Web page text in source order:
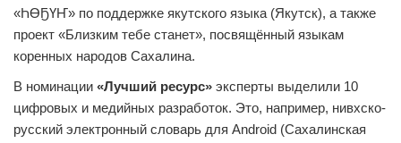
«ҺӨҔҮҤ» по поддержке якутского языка (Якутск), а также
проект «Близким тебе станет», посвящённый языкам
коренных народов Сахалина.
В номинации «Лучший ресурс» эксперты выделили 10
цифровых и медийных разработок. Это, например, нивхско-
русский электронный словарь для Android (Сахалинская